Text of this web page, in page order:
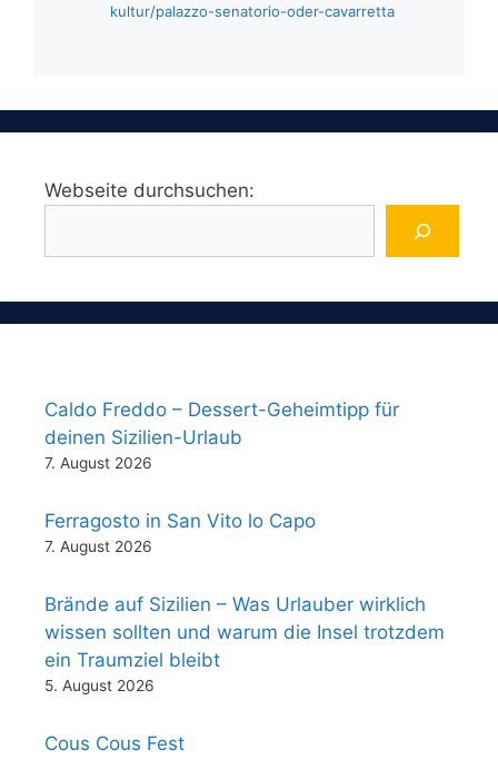
kultur/palazzo-senatorio-oder-cavarretta
Webseite durchsuchen:
Caldo Freddo – Dessert-Geheimtipp für
deinen Sizilien-Urlaub
7. August 2026
Ferragosto in San Vito lo Capo
7. August 2026
Brände auf Sizilien – Was Urlauber wirklich
wissen sollten und warum die Insel trotzdem
ein Traumziel bleibt
5. August 2026
Cous Cous Fest